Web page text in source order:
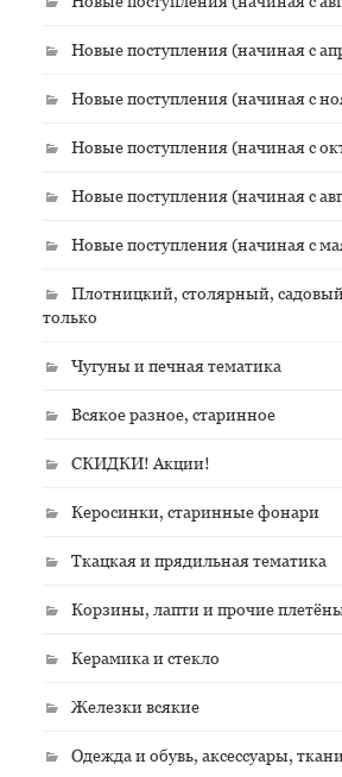
Новые поступления (начиная с
Новые поступления (начиная с
Новые поступления (начиная с
Новые поступления (начиная с
Новые поступления (начиная с
Плотницкий, столярный,
только
Чугуны и печная тематика
Всякое разное, старинное
СКИДКИ! Акции!
Керосинки, старинные фонари
Ткацкая и прядильная тематика
Корзины, лапти и прочие
Керамика и стекло
Железки всякие
Одежда и обувь, аксессуары, ткани